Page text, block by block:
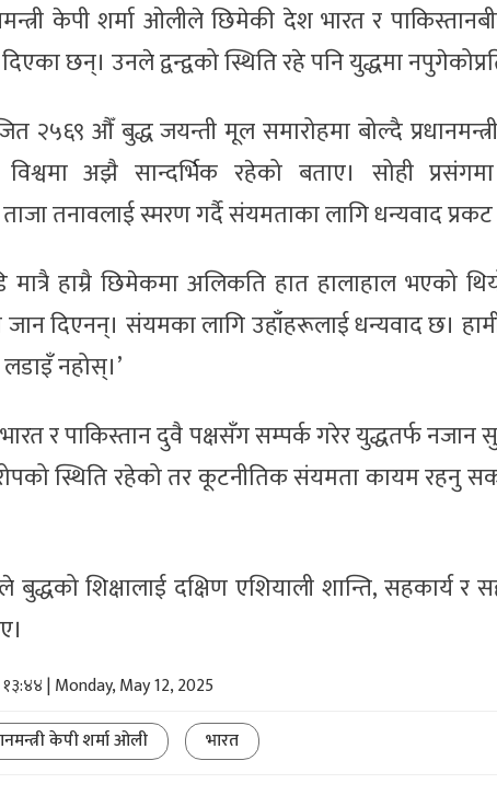
केपी शर्मा ओलीले छिमेकी देश भारत र
छन्। उनले द्वन्द्वको स्थिति रहे पनि युद्धमा
२५६९ औँ बुद्ध जयन्ती मूल समारोहमा बोल्दै
अझै सान्दर्भिक रहेको बताए। सोही
तनावलाई स्मरण गर्दै संयमताका लागि धन्यवाद प्रकट
मात्रै हाम्रै छिमेकमा अलिकति हात हालाहाल भएको
जान दिएनन्। संयमका लागि उहाँहरूलाई धन्यवाद छ।
नहोस्।’
र पाकिस्तान दुवै पक्षसँग सम्पर्क गरेर युद्धतर्फ नजान
स्थिति रहेको तर कूटनीतिक संयमता कायम रहनु
बुद्धको शिक्षालाई दक्षिण एशियाली शान्ति, सहकार्य
| Monday, May 12, 2025
केपी शर्मा ओली भारत